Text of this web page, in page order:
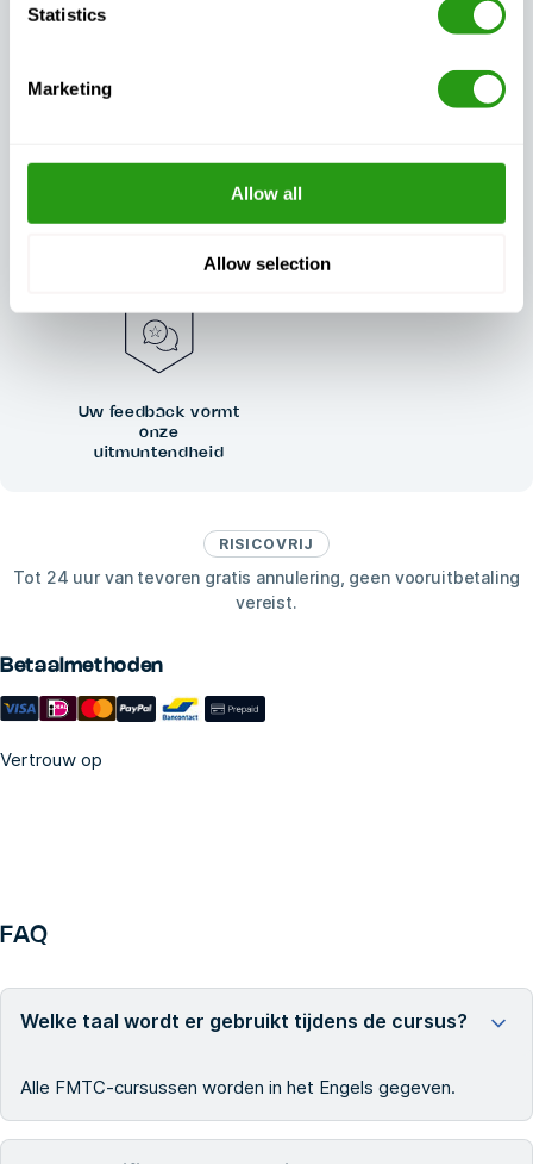
Statistics
Marketing
Allow all
Allow selection
RISICOVRIJ
Tot 24 uur van tevoren gratis annulering, geen vooruitbetaling
vereist.
Betaalmethoden
Vertrouw op
trainingscontinuïteit,
afgestemd op uw
klantenondersteuning,
Uw feedback vormt
onze
uitmuntendheid
FAQ
Welke taal wordt er gebruikt tijdens de cursus?
Alle FMTC-cursussen worden in het Engels gegeven.